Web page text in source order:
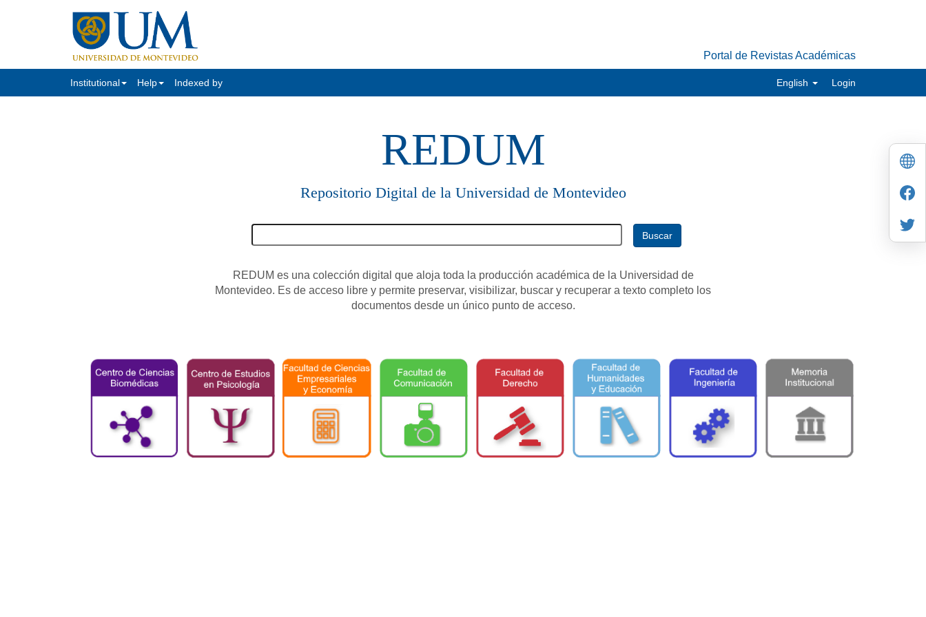
Portal de Revistas Académicas
Institutional Help Indexed by English Login
REDUM
Repositorio Digital de la Universidad de Montevideo
Buscar
REDUM es una colección digital que aloja toda la producción académica de la Universidad de
Montevideo. Es de acceso libre y permite preservar, visibilizar, buscar y recuperar a texto completo los
documentos desde un único punto de acceso.